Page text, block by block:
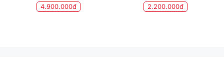
4.900.000đ 2.200.000đ